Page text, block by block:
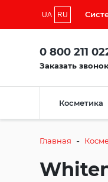
UA RU
0 800 211
Заказать звонок
Косметика
Главная -